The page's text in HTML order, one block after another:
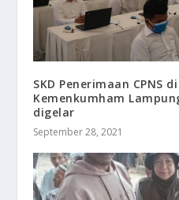
SKD Penerimaan CPNS
Kemenkumham
digelar
September 28, 2021